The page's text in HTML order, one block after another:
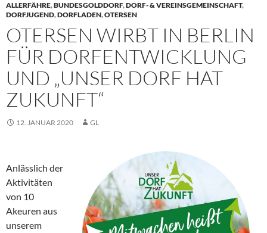
ALLERFÄHRE,BUNDESGOLDDORF,DORF- & VEREINSGEMEINSCHAFT,
DORFJUGEND,DORFLADEN,OTERSEN
OTERSEN WIRBT IN BERLIN
FÜR DORFENTWICKLUNG
UND „UNSER DORF HAT
ZUKUNFT“
12. JANUAR 2020 GL
Anlässlich der
Aktivitäten
von 10
Akeuren aus
unserem